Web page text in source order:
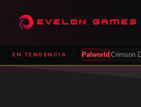
EN TENDENCIA Palworld Crimson